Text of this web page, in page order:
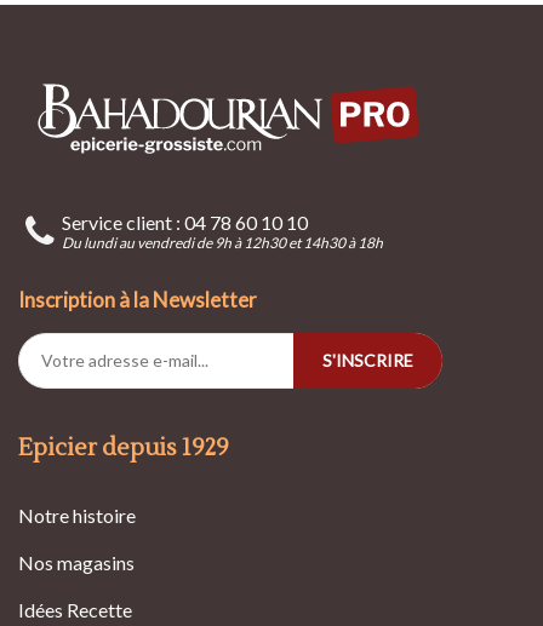
Service client : 04 78 60 10 10
Du lundi au vendredi de 9h à 12h30 et 14h30 à 18h
Inscription à la Newsletter
S'INSCRIRE
Epicier depuis 1929
Notre histoire
Nos magasins
Idées Recette